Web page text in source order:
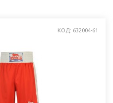
КОД: 632004-61